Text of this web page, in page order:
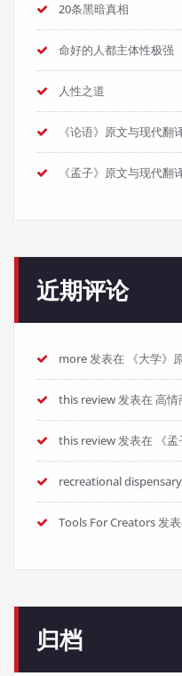
20条黑暗真相
命好的人都主体性极强
人性之道
《论语》原文与现代翻
《孟子》原文与现代翻
近期评论
more发表在 《大学》
this review发表在 高情
this review发表在 《
recreational
Tools For Creators发
归档